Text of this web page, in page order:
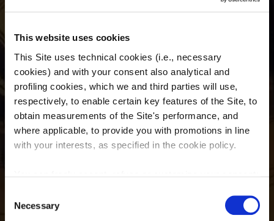
This website uses cookies
This Site uses technical cookies (i.e., necessary
cookies) and with your consent also analytical and
profiling cookies, which we and third parties will use,
respectively, to enable certain key features of the Site, to
obtain measurements of the Site's performance, and
where applicable, to provide you with promotions in line
with your interests, as specified in the cookie policy.
by clicking on 'Accept', you consent to the use of all
cookies, including profiling cookies, also from third-
Selection
Necessary
BENVENUTO
Vuoi maggiori informazioni su un